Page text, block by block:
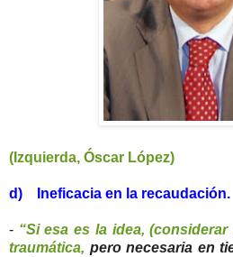
(Izquierda, Óscar López)
d) Ineficacia en la recaudación.
- “Si esa es la idea,
traumática, pero necesaria en